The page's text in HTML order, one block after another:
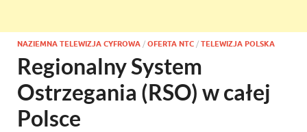
NAZIEMNA TELEWIZJA CYFROWA / OFERTA NTC / TELEWIZJA POLSKA
Regionalny System
Ostrzegania (RSO) w całej
Polsce